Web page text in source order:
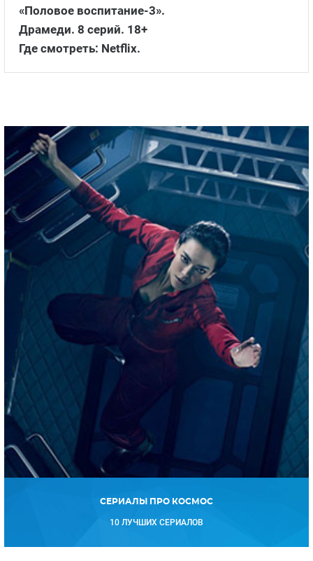
«Половое воспитание-3».
Драмеди. 8 серий. 18+
Где смотреть: Netflix.
СЕРИАЛЫ ПРО КОСМОС
10 ЛУЧШИХ СЕРИАЛОВ